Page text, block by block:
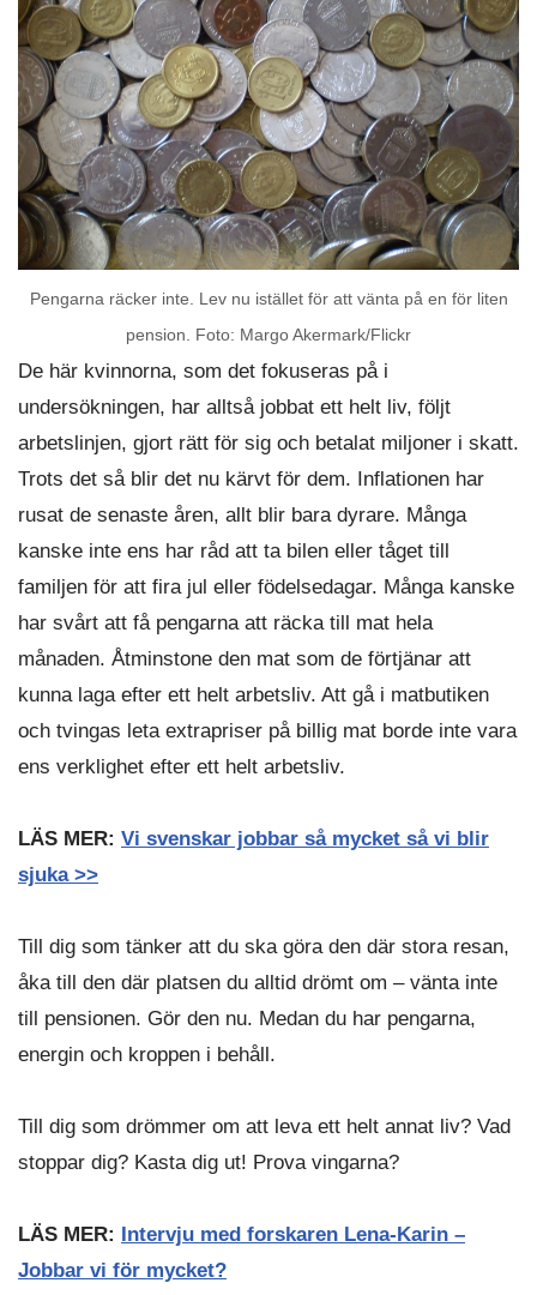
Pengarna räcker inte. Lev nu istället för att vänta på en för liten
pension. Foto: Margo Akermark/Flickr
De här kvinnorna, som det fokuseras på i
undersökningen, har alltså jobbat ett helt liv, följt
arbetslinjen, gjort rätt för sig och betalat miljoner i skatt.
Trots det så blir det nu kärvt för dem. Inflationen har
rusat de senaste åren, allt blir bara dyrare. Många
kanske inte ens har råd att ta bilen eller tåget till
familjen för att fira jul eller födelsedagar. Många kanske
har svårt att få pengarna att räcka till mat hela
månaden. Åtminstone den mat som de förtjänar att
kunna laga efter ett helt arbetsliv. Att gå i matbutiken
och tvingas leta extrapriser på billig mat borde inte vara
ens verklighet efter ett helt arbetsliv.
LÄS MER: Vi svenskar jobbar så mycket så vi blir
sjuka >>
Till dig som tänker att du ska göra den där stora resan,
åka till den där platsen du alltid drömt om – vänta inte
till pensionen. Gör den nu. Medan du har pengarna,
energin och kroppen i behåll.
Till dig som drömmer om att leva ett helt annat liv? Vad
stoppar dig? Kasta dig ut! Prova vingarna?
LÄS MER:
Intervju med forskaren Lena-Karin –
Jobbar vi för mycket?